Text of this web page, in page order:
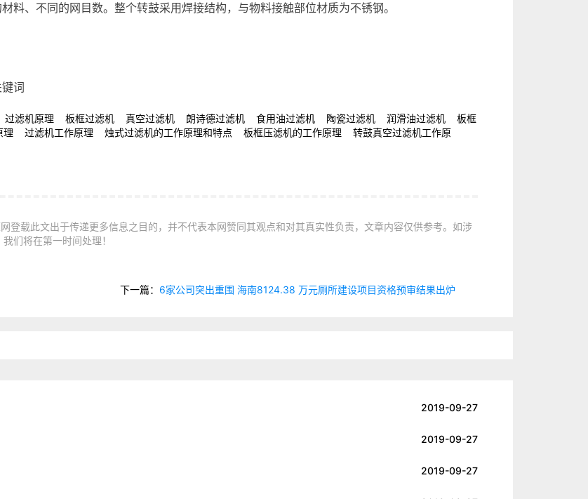
料、不同的网目数。整个转鼓采用焊接结构，与物料接触部位材质为不锈钢。
词
过滤机原理 板框过滤机 真空过滤机 朗诗德过滤机 食用油过滤机 陶瓷过滤机 润滑油过滤机 板框
过滤机工作原理 烛式过滤机的工作原理和特点 板框压滤机的工作原理 转鼓真空过滤机工作原
登载此文出于传递更多信息之目的，并不代表本网赞同其观点和对其真实性负责，文章内容仅供参考。如涉
们将在第一时间处理！
下一篇： 6家公司突出重围 海南8124.38 万元厕所建设项目资格预审结果出炉
2019-09-27
2019-09-27
2019-09-27